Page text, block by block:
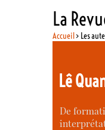
La
Accueil> Les
Lê
De